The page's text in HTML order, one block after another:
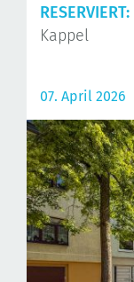
RESERVIERT:
Kappel
07. April 2026